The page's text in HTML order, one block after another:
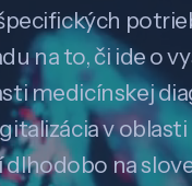
na to, či ide o
medicínskej
v oblasti
na